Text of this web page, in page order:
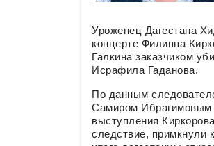
Уроженец Дагестана
концерте Филиппа
Галкина заказчиком
Исрафила Гаданова.
По данным
Самиром
выступления
следствие, примкнули